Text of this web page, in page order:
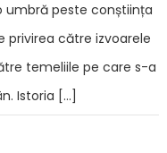
umbră peste conștiința
privirea către izvoarele
temeliile pe care s-a
Istoria […]